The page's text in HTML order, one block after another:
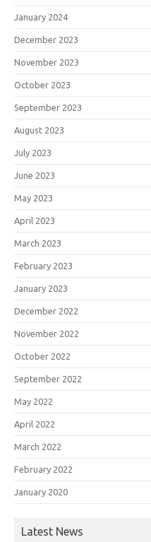
January 2024
December 2023
November 2023
October 2023
September 2023
August 2023
July 2023
June 2023
May 2023
April 2023
March 2023
February 2023
January 2023
December 2022
November 2022
October 2022
September 2022
May 2022
April 2022
March 2022
February 2022
January 2020
Latest News